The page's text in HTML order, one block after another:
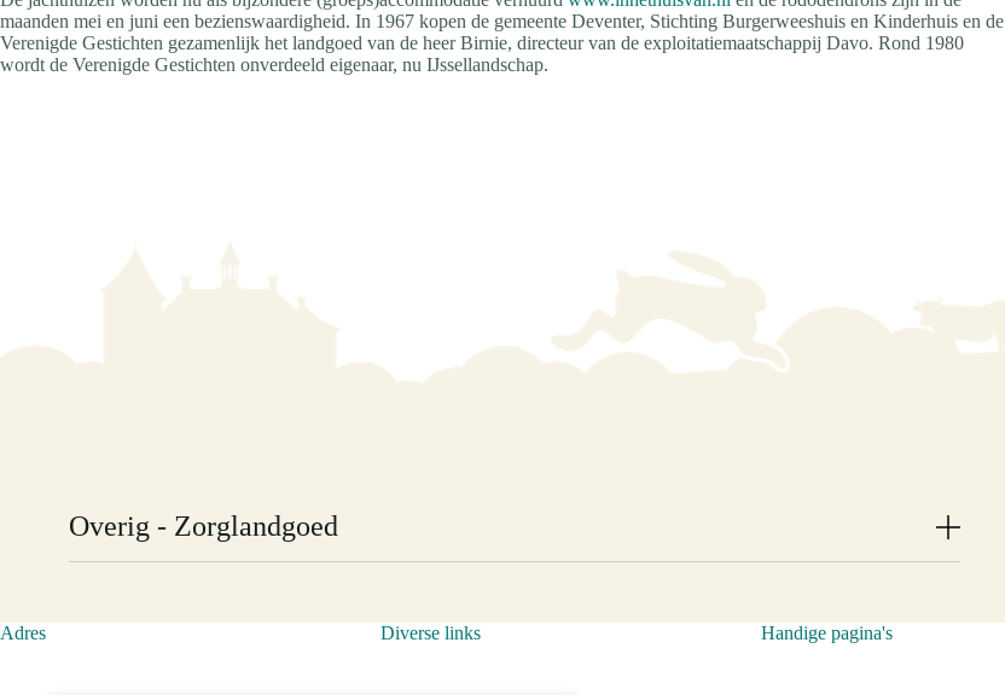
maanden mei en juni een bezienswaardigheid. In 1967 kopen de gemeente Deventer, Stichting Burgerweeshuis en Kinderhuis en de
Verenigde Gestichten gezamenlijk het landgoed van de heer Birnie, directeur van de exploitatiemaatschappij Davo. Rond 1980
wordt de Verenigde Gestichten onverdeeld eigenaar, nu IJssellandschap.
Overig - Zorglandgoed
in de 14e eeuw. Deze is in 1675 afgebrand, waarna een nieuwe boerderij is gebouwd. Op een gegeven
Adres Diverse links Handige pagina's